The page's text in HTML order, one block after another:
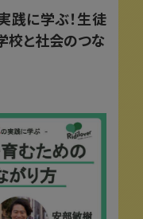
践に学ぶ！生徒
校と社会のつな